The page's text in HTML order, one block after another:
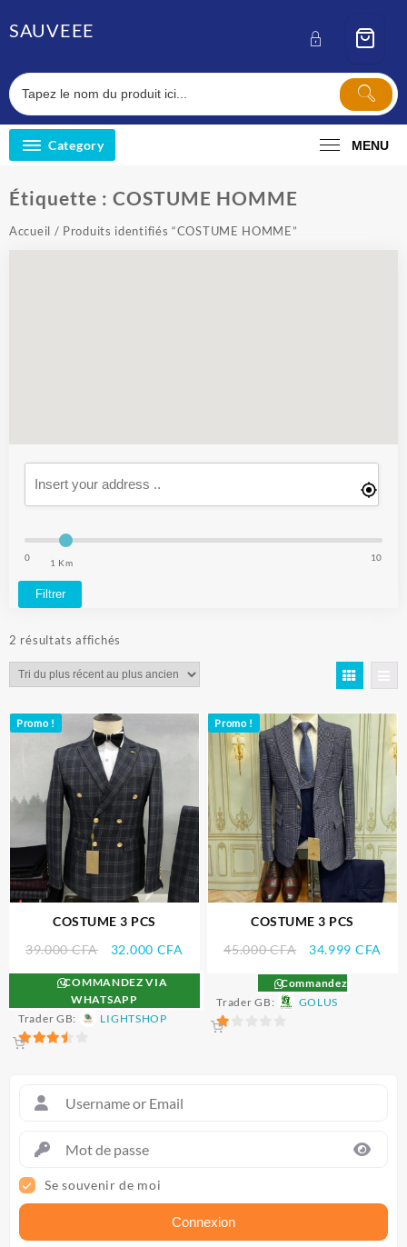
toSAUVEEE
Category MENU
Se souvenir de moi
Connexion
Étiquette : COSTUME HOMME
Accueil / Produits identifiés “COSTUME HOMME”
0 1 Km 10
Filtrer
2 résultats affichés
du
plus
au
plus
ancien
Promo !
COSTUME 3 PCS
39.000CFA
Le
initial
était :
39.000 CFA.
32.000 CFA
est :
32.000 CFA.
COMMANDEZ VIA
WHATSAPP
Trader GB:
LIGHTSHOP
Promo !
COSTUME 3 PCS
45.000CFA
Le
initial
était :
34.999 CFA
Commandez
Trader GB:
GOLUS